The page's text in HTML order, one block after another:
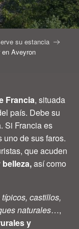
su estancia
Aveyron
Francia, situada
país. Debe su
Si Francia es
de sus faros.
que acuden
así como
castillos,
naturales…,
y